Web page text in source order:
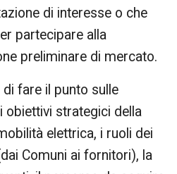
di interesse o che
partecipare alla
preliminare di mercato.
di fare il punto sulle
obiettivi strategici della
elettrica, i ruoli dei
Comuni ai fornitori), la